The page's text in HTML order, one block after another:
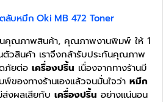
ลับหมึก Oki MB 472 Toner
กันคุณภาพสินค้า, คุณภาพงานพิมพ์ ให้ 1
ตัวสินค้า เราจึงกล้ารับประกันคุณภาพ
ภัยต่อ เครื่องปริ้น เนื่องจากทางร้านมี
ของทางร้านเองแล้วจนมั่นใจว่า หมึก
ส่งผลเสียกับ เครื่องปริ้น อย่างแน่นอน